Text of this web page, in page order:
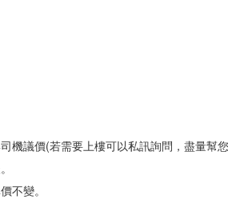
機議價(若需要上樓可以私訊詢問，盡量幫
不變。